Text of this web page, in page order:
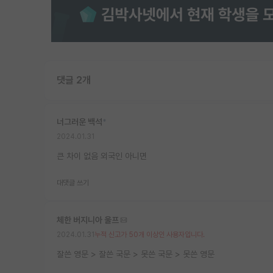
댓글 2개
너그러운 백석
큰 차이 없음 외국인 아니면
대댓글 쓰기
체한 버지니아 울프
누적 신고가 50개 이상인 사용자입니다.
잘쓴 영문 > 잘쓴 국문 > 못쓴 국문 > 못쓴 영문